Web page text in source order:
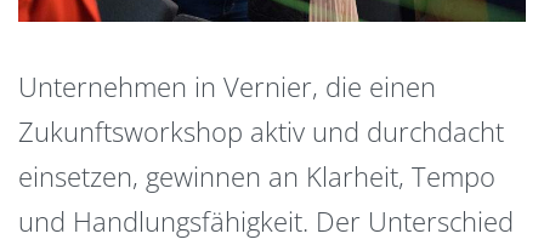
Unternehmen in Vernier, die einen
Zukunftsworkshop aktiv und durchdacht
einsetzen, gewinnen an Klarheit, Tempo
und Handlungsfähigkeit. Der Unterschied